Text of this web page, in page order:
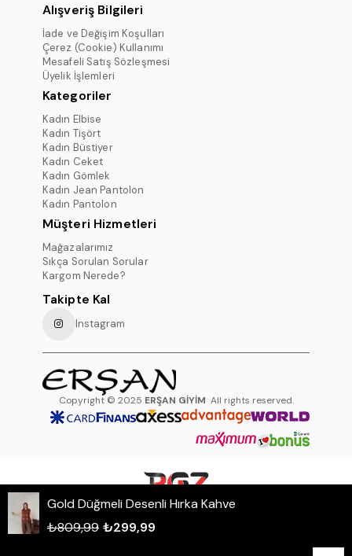
Alışveriş Bilgileri
İade ve Değişim Koşulları
Çerez (Cookie) Kullanımı
Mesafeli Satış Sözleşmesi
Üyelik İşlemleri
Kategoriler
Kadın Elbise
Kadın Tişört
Kadın Büstiyer
Kadın Ceket
Kadın Gömlek
Kadın Jean Pantolon
Kadın Pantolon
Müşteri Hizmetleri
Mağazalarımız
Sıkça Sorulan Sorular
Kargom Nerede?
Takipte Kal
Instagram
Copyright © 2025 ERŞAN GİYİM All rights reserved.
WHATSAPP DESTEK HATTI
Gold Düğmeli Desenli Hırka Kahve
₺809,99 ₺299,99